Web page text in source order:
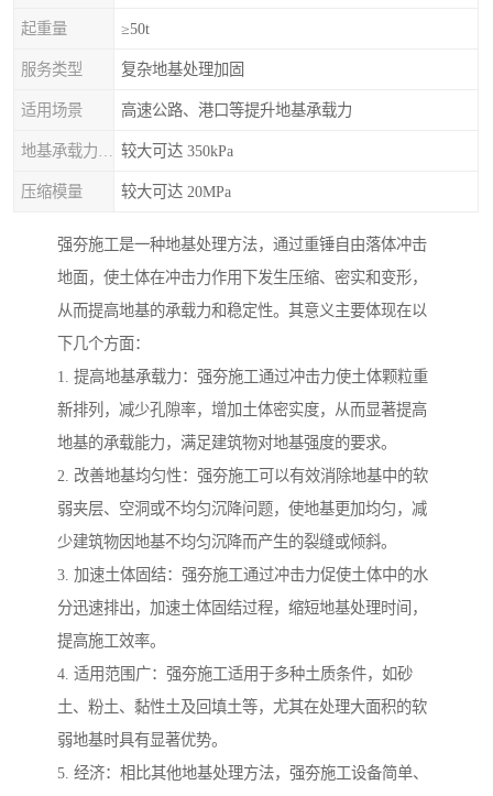
起重量 ≥50t
服务类型 复杂地基处理加固
适用场景 高速公路、港口等提升地基承载力
较大可达 350kPa
压缩模量 较大可达 20MPa
强夯施工是一种地基处理方法，通过重锤自由落体冲击
地面，使土体在冲击力作用下发生压缩、密实和变形，
从而提高地基的承载力和稳定性。其意义主要体现在以
下几个方面：
1. 提高地基承载力：强夯施工通过冲击力使土体颗粒重
新排列，减少孔隙率，增加土体密实度，从而显著提高
地基的承载能力，满足建筑物对地基强度的要求。
2. 改善地基均匀性：强夯施工可以有效消除地基中的软
弱夹层、空洞或不均匀沉降问题，使地基更加均匀，减
少建筑物因地基不均匀沉降而产生的裂缝或倾斜。
3. 加速土体固结：强夯施工通过冲击力促使土体中的水
分迅速排出，加速土体固结过程，缩短地基处理时间，
提高施工效率。
4. 适用范围广：强夯施工适用于多种土质条件，如砂
土、粉土、黏性土及回填土等，尤其在处理大面积的软
弱地基时具有显著优势。
5. 经济：相比其他地基处理方法，强夯施工设备简单、